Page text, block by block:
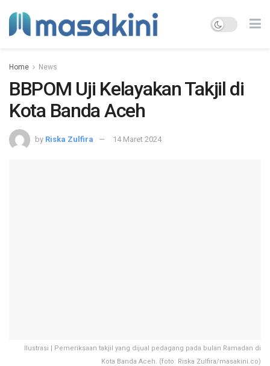
Home News
BBPOM Uji Kelayakan Takjil di
Kota Banda Aceh
by Riska Zulfira 14 Maret 2024
Ilustrasi | Pemeriksaan takjil yang dijual pedagang pada bulan Ramadan di
Kota Banda Aceh. (foto: Riska Zulfira/masakini.co)